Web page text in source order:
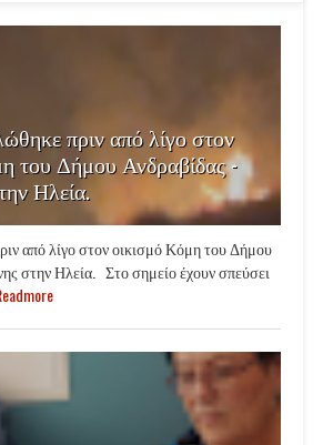
πριν από λίγο στον
του Δήμου Ανδραβίδας -
Ηλεία.
από λίγο στον οικισμό Κόμη του Δήμου
στην Ηλεία. Στο σημείο έχουν σπεύσει